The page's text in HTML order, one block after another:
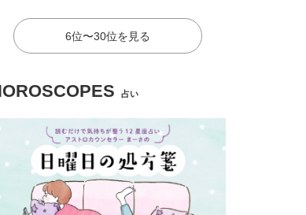
6位〜30位を見る
占い